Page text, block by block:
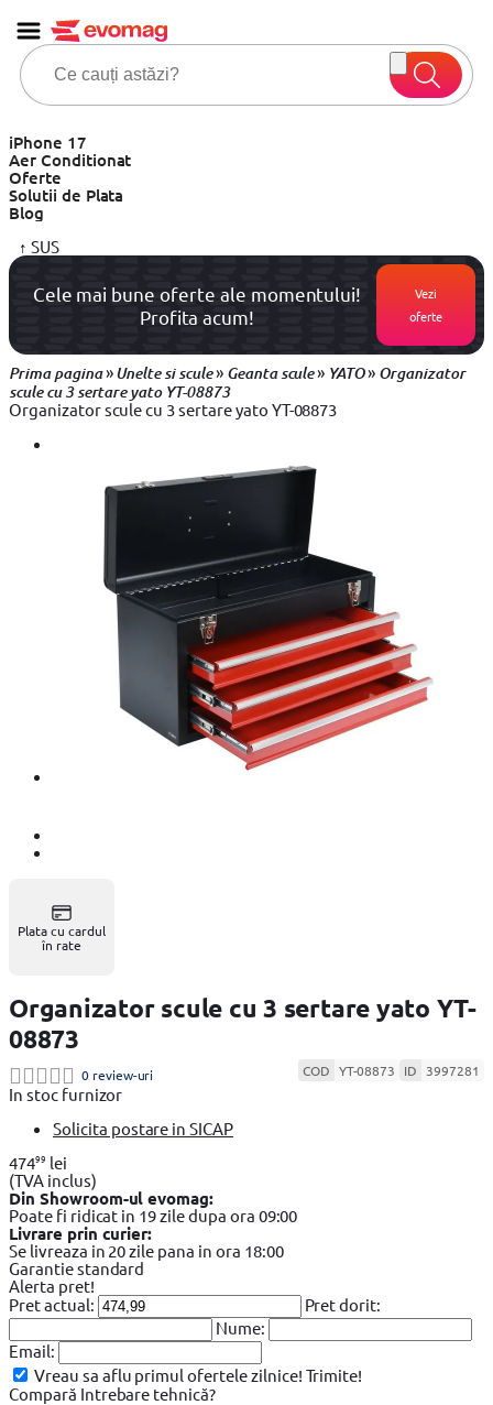
iPhone 17
Aer Conditionat
Oferte
Solutii de Plata
Blog
↑ SUS
Cele mai bune oferte ale momentului!
Profita acum!
Vezi
oferte
Prima pagina»Unelte si scule» Geanta scule» YATO» Organizator
scule cu 3 sertare yato YT-08873
Organizator scule cu 3 sertare yato YT-08873
Plata cu cardul
în rate
Organizator scule cu 3 sertare yato YT-
08873
0 review-uri COD YT-08873 ID 3997281
In stoc furnizor
Solicita postare in SICAP
47499 lei
(TVA inclus)
Din Showroom-ul evomag:
Poate fi ridicat in 19 zile dupa ora 09:00
Livrare prin curier:
Se livreaza in 20 zile pana in ora 18:00
Garantie standard
Alerta pret!
Pret actual:
Pret dorit:
Nume:
Email:
Vreau sa aflu primul ofertele zilnice! Trimite!
Compară Intrebare tehnică?